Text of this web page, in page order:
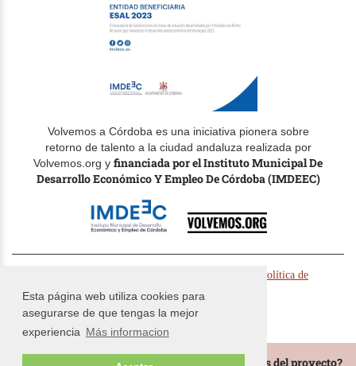
Esta página web utiliza cookies para
asegurarse de que tengas la mejor
experiencia Más informacion
Volvemos a Córdoba es una iniciativa pionera sobre
retorno de talento a la ciudad andaluza realizada por
Volvemos.org y financiada por el Instituto Municipal De
Desarrollo Económico Y Empleo De Córdoba (IMDEEC)
Política de
privacidad- Términos y condiciones
¿Te gustaría estar al tanto de todas las novedades del proyecto?